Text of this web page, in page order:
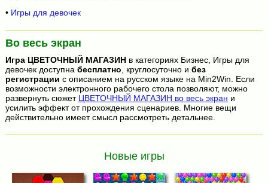
• Игры для девочек
Во весь экран
Игра ЦВЕТОЧНЫЙ МАГАЗИНв категориях Бизнес, Игры для
девочек доступна бесплатно , круглосуточно и без
регистрации с описанием на русском языке на Min2Win. Если
возможности электронного рабочего стола позволяют, можно
развернуть сюжет ЦВЕТОЧНЫЙ МАГАЗИН во весь экран и
усилить эффект от прохождения сценариев. Многие вещи
действительно имеет смысл рассмотреть детальнее.
Новые игры